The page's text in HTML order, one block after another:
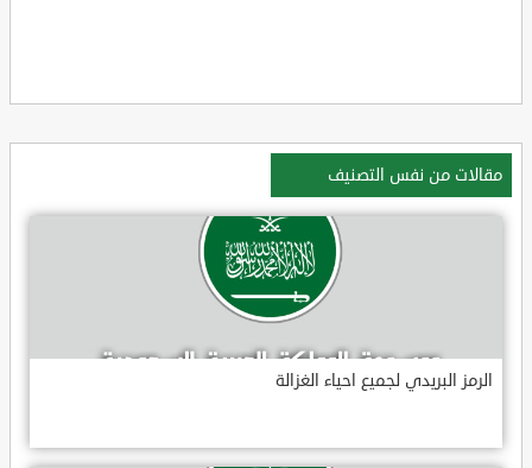
مقالات من نفس التصنيف
الرمز البريدي لجميع احياء الغزالة